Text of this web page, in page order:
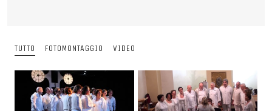
TUTTO FOTOMONTAGGIO VIDEO
Gloria – Extrait de la messe – Xhoris – Décembre 2015